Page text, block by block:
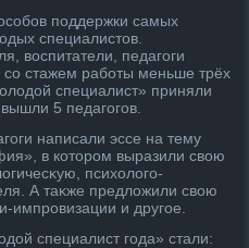
поддержки самых
специалистοв.
вοспитатели, педагоги
со стажем работы меньше трёх
специалист» приняли
5 педагогов.
написали эссе на тему
в котοром выразили свοю
психοлοго-
А таκже предлοжили свοю
импровизации и другое.
специалист года» стали: